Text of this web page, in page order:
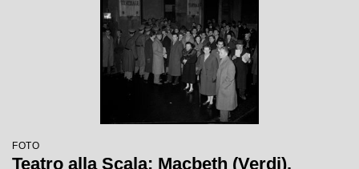
FOTO
Teatro alla Scala: Macbeth (Verdi).